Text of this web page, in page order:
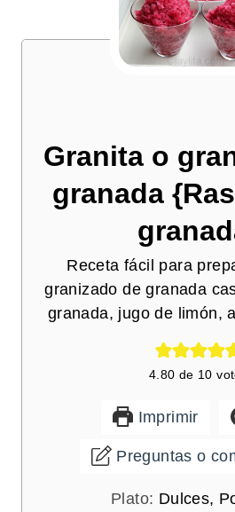
Granita o
granada
Receta fácil para
granizado de granada
granada, jugo de limón,
4.80 de 10
Imprimir
Preguntas o
Plato: Dulces,